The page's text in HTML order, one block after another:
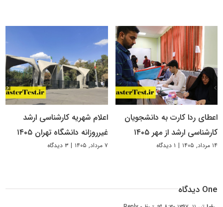
اعطای ردا کارت به دانشجویان
کارشناسی ارشد از مهر ۱۴۰۵
۱۴ مرداد, ۱۴۰۵ | ۱ دیدگاه
اعلام شهریه کارشناسی ارشد
غیرروزانه دانشگاه تهران ۱۴۰۵
۷ مرداد, ۱۴۰۵ | ۳ دیدگاه
One دیدگاه